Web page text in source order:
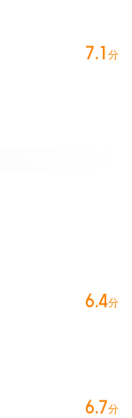
7.1 分
6.4分
6.7分